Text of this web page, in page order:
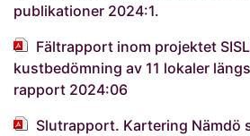
publikationer 2024:1.
Fältrapport inom projektet
kustbedömning av 11 lokaler
rapport 2024:06
Slutrapport. Kartering Nämdö